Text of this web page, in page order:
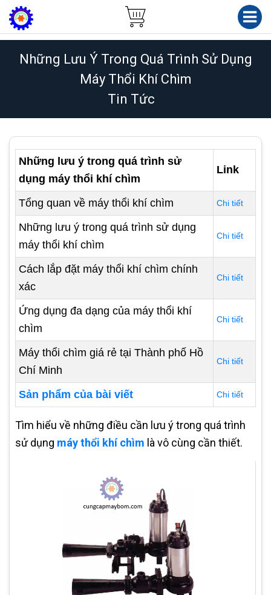
Những Lưu Ý Trong Quá Trình Sử Dụng
Máy Thổi Khí Chìm
Tin Tức
Những lưu ý trong quá trình sử
dụng máy thổi khí chìm
Link
Tổng quan về máy thổi khí chìm Chi tiết
Những lưu ý trong quá trình sử dụng
máy thổi khí chìm
Chi tiết
Cách lắp đặt máy thổi khí chìm chính
xác
Chi tiết
Ứng dụng đa dạng của máy thổi khí
chìm
Chi tiết
Máy thổi chìm giá rẻ tại Thành phố Hồ
Chí Minh
Chi tiết
Sản phẩm của bài viết Chi tiết
Tìm hiểu về những điều cần lưu ý trong quá trình
sử dụng máy thổi khí chìm là vô cùng cần thiết.